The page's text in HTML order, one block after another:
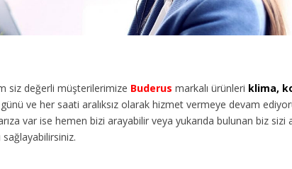
siz değerli müşterilerimize Buderus markalı ürünleri klima,
ve her saati aralıksız olarak hizmet vermeye devam
var ise hemen bizi arayabilir veya yukarıda bulunan biz sizi